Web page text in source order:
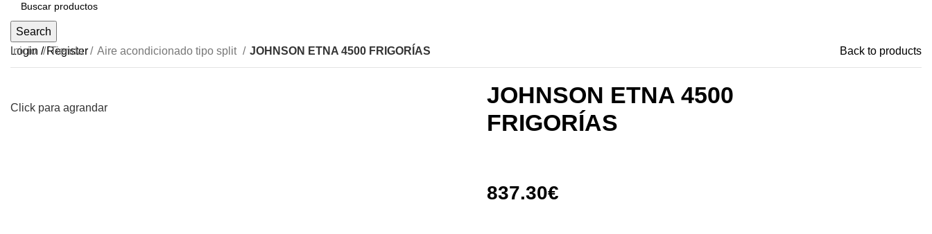
Search
Login / Register
Inicio Tienda Aire acondicionado tipo split JOHNSON ETNA 4500 FRIGORÍAS Back to products
Click para agrandar
JOHNSON ETNA 4500
FRIGORÍAS
837.30€